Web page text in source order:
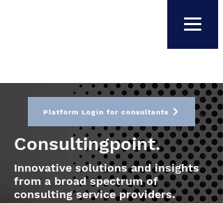
Platform Login for consultants
Consultingpoint.
Innovative solutions and insights
from a broad spectrum of
consulting service providers.